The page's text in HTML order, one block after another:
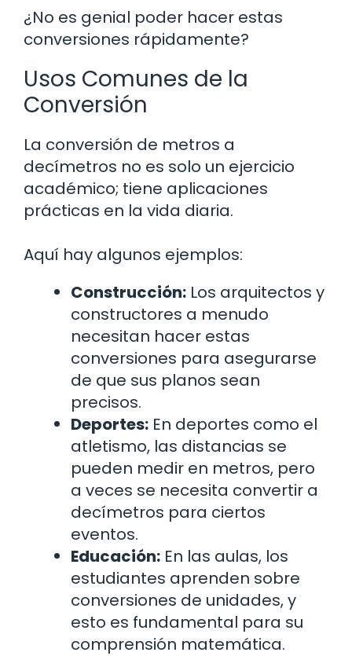
¿No es genial poder hacer estas
conversiones rápidamente?
Usos Comunes de la
Conversión
La conversión de metros a
decímetros no es solo un ejercicio
académico; tiene aplicaciones
prácticas en la vida diaria.
Aquí hay algunos ejemplos:
Construcción: Los arquitectos y
constructores a menudo
necesitan hacer estas
conversiones para asegurarse
de que sus planos sean
precisos.
Deportes: En deportes como el
atletismo, las distancias se
pueden medir en metros, pero
a veces se necesita convertir a
decímetros para ciertos
eventos.
Educación: En las aulas, los
estudiantes aprenden sobre
conversiones de unidades, y
esto es fundamental para su
comprensión matemática.